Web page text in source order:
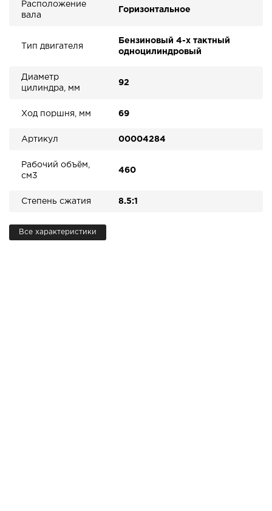
Расположение
вала
Горизонтальное
Тип двигателя
Бензиновый 4-х тактный
одноцилиндровый
Диаметр
цилиндра, мм
92
Ход поршня, мм 69
Артикул 00004284
Рабочий объём,
см3
460
Степень сжатия 8.5:1
Все характеристики